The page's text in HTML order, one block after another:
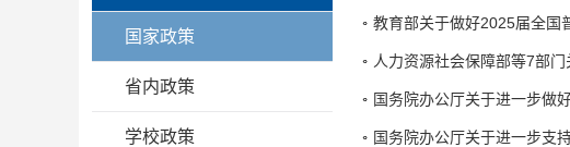
国家政策
省内政策
学校政策
教育部关于做好2025届全国
人力资源社会保障部等7部
国务院办公厅关于进一步做
国务院办公厅关于进一步支